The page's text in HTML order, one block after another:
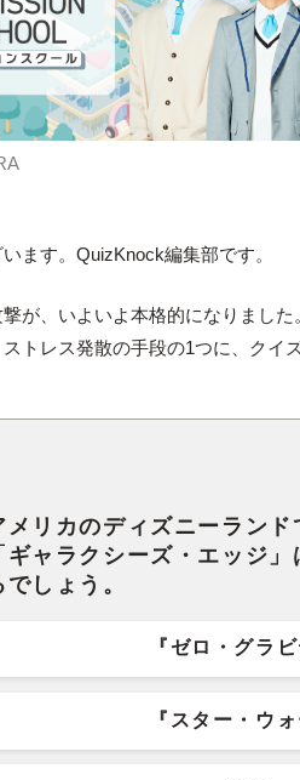
ます。QuizKnock編集部です。
が、いよいよ本格的になりまし
トレス発散の手段の1つに、クイ
メリカのディズニーラン
ギャラクシーズ・エッジ
しょう。
『ゼロ・グラビ
『スター・ウォ